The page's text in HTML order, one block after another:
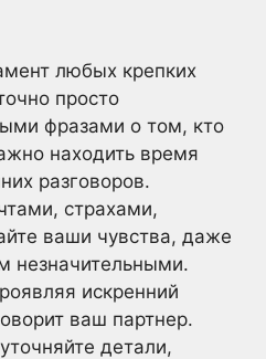
любых крепких
просто
фразами о том, кто
находить время
разговоров.
страхами,
ваши чувства, даже
незначительными.
искренний
ваш партнер.
детали,